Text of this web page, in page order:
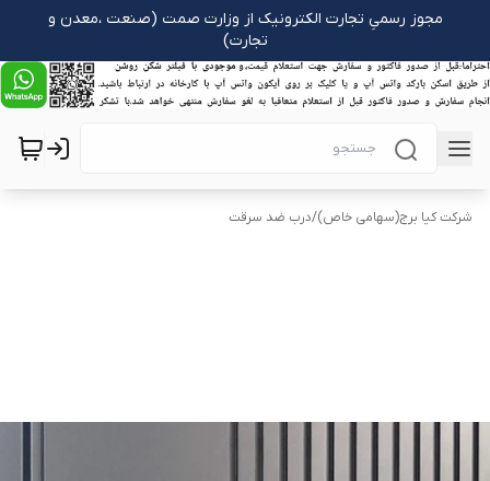
مجوز رسمیِ تجارت الکترونیک از وزارت صمت (صنعت ،معدن و
تجارت)
شرکت کیا برج(سهامی خاص)/درب ضد سرقت